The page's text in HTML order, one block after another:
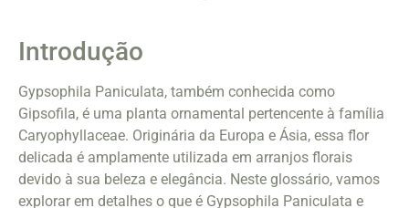
Introdução
Gypsophila Paniculata, também conhecida como
Gipsofila, é uma planta ornamental pertencente à família
Caryophyllaceae. Originária da Europa e Ásia, essa flor
delicada é amplamente utilizada em arranjos florais
devido à sua beleza e elegância. Neste glossário, vamos
explorar em detalhes o que é Gypsophila Paniculata e